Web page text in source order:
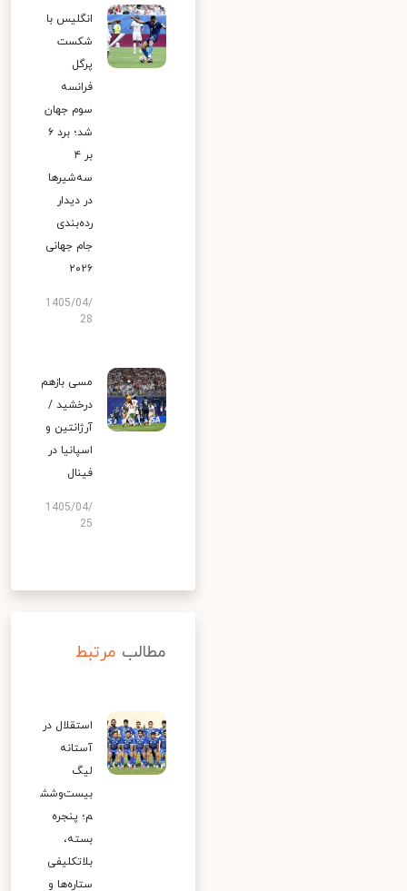
انگلیس با
شکست
پرگل
فرانسه
سوم جهان
شد؛ برد ۶
بر ۴
سه‌شیرها
در دیدار
رده‌بندی
جام جهانی
۲۰۲۶
1405/04/
28
مسی بازهم
درخشید /
آرژانتین و
اسپانیا در
فینال
1405/04/
25
مطالب مرتبط
استقلال در
آستانه
لیگ
بیست‌وشش
م؛ پنجره
بسته،
بلاتکلیفی
ستاره‌ها و